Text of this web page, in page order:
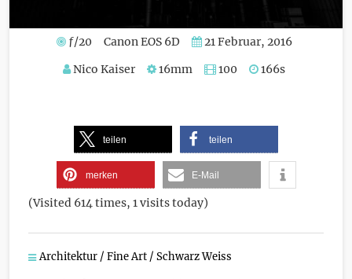
ƒ/20 Canon EOS 6D
21 Februar, 2016
Nico Kaiser
16mm 100 166s
teilen teilen
merken E-Mail
(Visited 614 times, 1 visits today)
Architektur / Fine Art / Schwarz Weiss